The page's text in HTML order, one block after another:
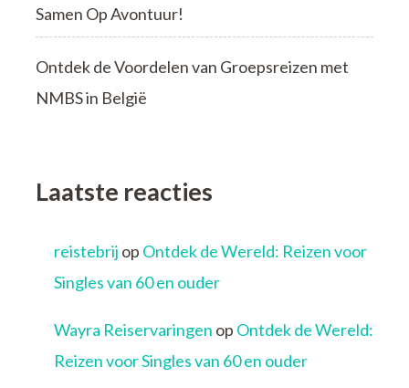
Samen Op Avontuur!
Ontdek de Voordelen van Groepsreizen met
NMBS in België
Laatste reacties
reistebrij op Ontdek de Wereld: Reizen voor
Singles van 60 en ouder
Wayra Reiservaringen op Ontdek de Wereld:
Reizen voor Singles van 60 en ouder